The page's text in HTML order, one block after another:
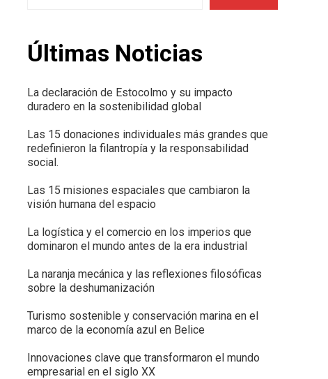
Últimas Noticias
La declaración de Estocolmo y su impacto
duradero en la sostenibilidad global
Las 15 donaciones individuales más grandes que
redefinieron la filantropía y la responsabilidad
social.
Las 15 misiones espaciales que cambiaron la
visión humana del espacio
La logística y el comercio en los imperios que
dominaron el mundo antes de la era industrial
La naranja mecánica y las reflexiones filosóficas
sobre la deshumanización
Turismo sostenible y conservación marina en el
marco de la economía azul en Belice
Innovaciones clave que transformaron el mundo
empresarial en el siglo XX